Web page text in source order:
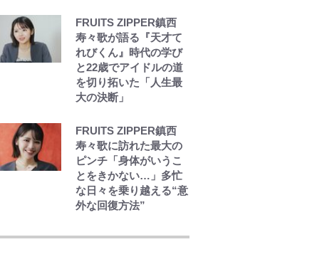
ムがサンキューマート
に初登場！豊富なライ
ンナップにファンも驚
愕
FRUITS ZIPPER鎮西
寿々歌が語る『天才て
れびくん』時代の学び
と22歳でアイドルの道
を切り拓いた「人生最
大の決断」
FRUITS ZIPPER鎮西
寿々歌に訪れた最大の
ピンチ「身体がいうこ
とをきかない…」多忙
な日々を乗り越える“意
外な回復方法”
田綺世の爆美女モデル